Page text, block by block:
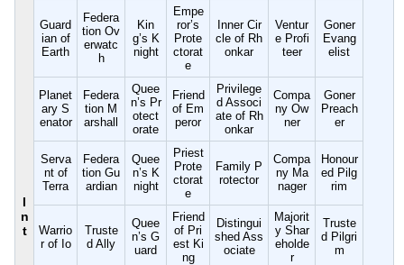
I
n
t
Guard
ian of
Earth
Federa
tion Ov
erwatc
h
Kin
g’s K
night
Empe
ror’s
Prote
ctorat
e
Inner Cir
cle of Rh
onkar
Ventur
e Profi
teer
Goner
Evang
elist
Planet
ary S
enator
Federa
tion M
arshall
Quee
n’s Pr
otect
orate
Friend
of Em
peror
Privilege
d Associ
ate of Rh
onkar
Compa
ny Ow
ner
Goner
Preach
er
Serva
nt of
Terra
Federa
tion Gu
ardian
Quee
n’s K
night
Priest
Prote
ctorat
e
Family P
rotector
Compa
ny Ma
nager
Honour
ed Pilg
rim
Warrio
r of Io
Truste
d Ally
Quee
n’s G
uard
Friend
of Pri
est Ki
ng
Distingui
shed Ass
ociate
Majorit
y Shar
eholde
r
Truste
d Pilgri
m